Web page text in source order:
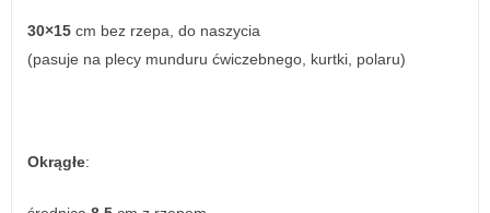
30×15 cm bez rzepa, do naszycia
(pasuje na plecy munduru ćwiczebnego, kurtki, polaru)
Okrągłe: